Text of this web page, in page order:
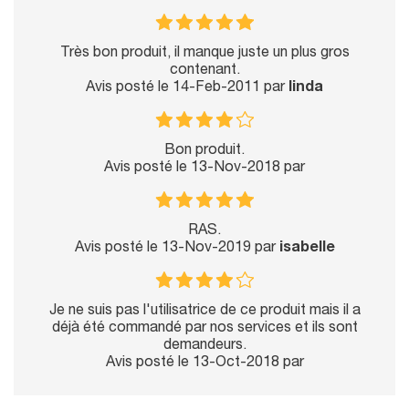
Très bon produit, il manque juste un plus gros
contenant.
Avis posté le 14-Feb-2011 par linda
Bon produit.
Avis posté le 13-Nov-2018 par
RAS.
Avis posté le 13-Nov-2019 par isabelle
Je ne suis pas l'utilisatrice de ce produit mais il a
déjà été commandé par nos services et ils sont
demandeurs.
Avis posté le 13-Oct-2018 par